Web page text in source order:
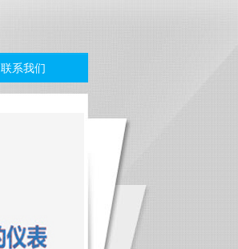
联系我们